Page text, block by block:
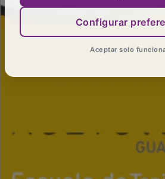
Configurar
Aceptar solo